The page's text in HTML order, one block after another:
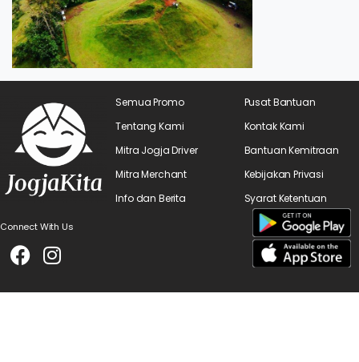
Connect With Us
Semua Promo
Tentang Kami
Mitra Jogja Driver
Mitra Merchant
Info dan Berita
Pusat Bantuan
Kontak Kami
Bantuan Kemitraan
Kebijakan Privasi
Syarat Ketentuan